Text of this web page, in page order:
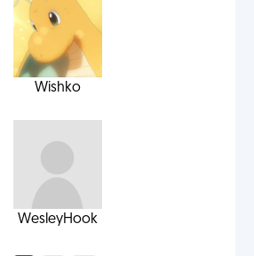
Wishko
WesleyHook